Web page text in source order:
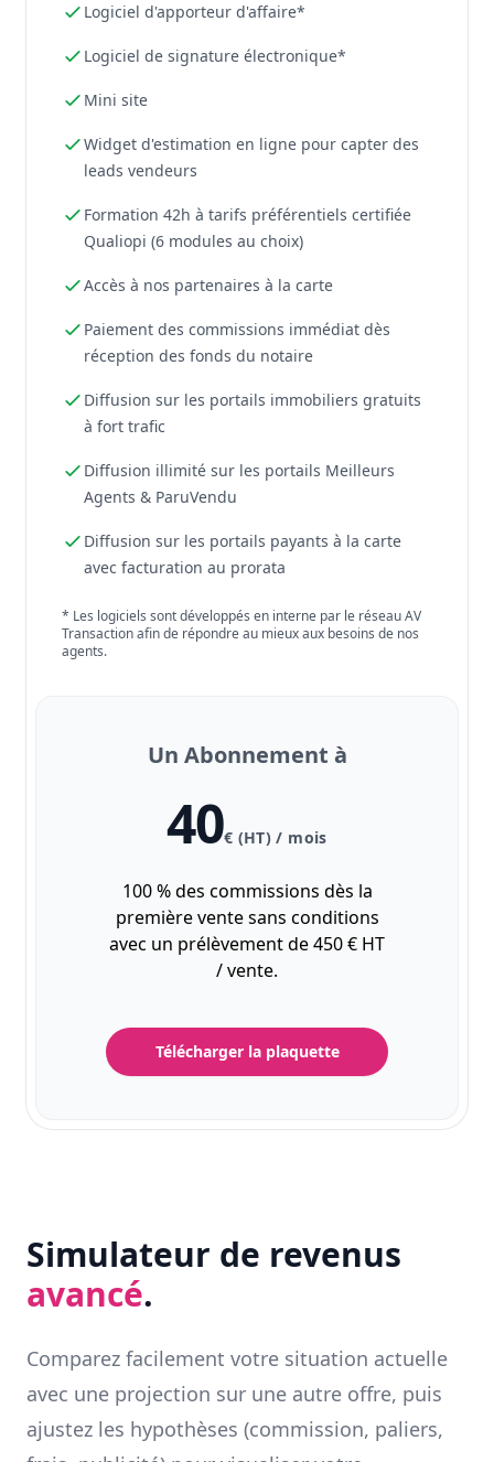
Logiciel d'apporteur d'affaire*
Logiciel de signature électronique*
Mini site
Widget d'estimation en ligne pour capter des
leads vendeurs
Formation 42h à tarifs préférentiels certifiée
Qualiopi (6 modules au choix)
Accès à nos partenaires à la carte
Paiement des commissions immédiat dès
réception des fonds du notaire
Diffusion sur les portails immobiliers gratuits
à fort trafic
Diffusion illimité sur les portails Meilleurs
Agents & ParuVendu
Diffusion sur les portails payants à la carte
avec facturation au prorata
* Les logiciels sont développés en interne par le réseau AV
Transaction afin de répondre au mieux aux besoins de nos
agents.
Un Abonnement à
40€ (HT) / mois
100 % des commissions dès la
première vente sans conditions
avec un prélèvement de 450 € HT
/ vente.
Télécharger la plaquette
Simulateur de revenus
avancé.
Comparez facilement votre situation actuelle
avec une projection sur une autre offre, puis
ajustez les hypothèses (commission, paliers,